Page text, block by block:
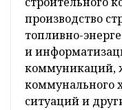
производство
топливно-
и
коммуникаций,
коммунального
ситуаций и